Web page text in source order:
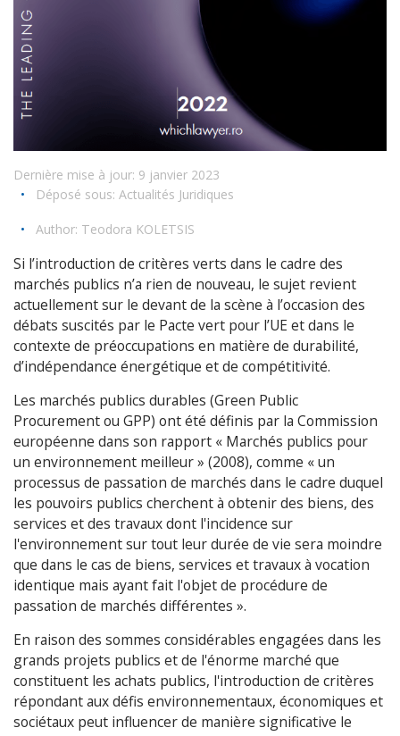
Dernière mise à jour: 9 janvier 2023
•
Déposé sous: Actualités Juridiques
• Author: Teodora KOLETSIS
Si l’introduction de critères verts dans le cadre des
marchés publics n’a rien de nouveau, le sujet revient
actuellement sur le devant de la scène à l’occasion des
débats suscités par le Pacte vert pour l’UE et dans le
contexte de préoccupations en matière de durabilité,
d’indépendance énergétique et de compétitivité.
Les marchés publics durables (Green Public
Procurement ou GPP) ont été définis par la Commission
européenne dans son rapport « Marchés publics pour
un environnement meilleur » (2008), comme « un
processus de passation de marchés dans le cadre duquel
les pouvoirs publics cherchent à obtenir des biens, des
services et des travaux dont l'incidence sur
l'environnement sur tout leur durée de vie sera moindre
que dans le cas de biens, services et travaux à vocation
identique mais ayant fait l'objet de procédure de
passation de marchés différentes ».
En raison des sommes considérables engagées dans les
grands projets publics et de l'énorme marché que
constituent les achats publics, l'introduction de critères
répondant aux défis environnementaux, économiques et
sociétaux peut influencer de manière significative le